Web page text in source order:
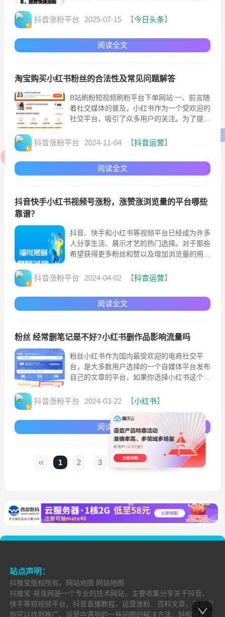
易被种草。
抖音涨粉平台 2025-07-15 【今日头条】
阅读全文
淘宝购买小红书粉丝的合法性及常见问题解答
B站刷粉短视频刷粉平台下单网站:一、前言随
着社交媒体的普及，小红书作为一个受欢迎的
社交平台，吸引了众多用户的关注。为了提升
抖音涨粉平台 2024-11-04 【抖音运营】
阅读全文
抖音快手小红书视频号涨粉，涨赞涨浏览量的平台哪些
靠谱？
抖音、快手和小红书等视频平台已经成为许多
人分享生活、展示才艺的热门选择。对于那些
希望获得更多粉丝和赞以及增加浏览量的用户
中国最大的短视频平台之一，用户数量众多。
提供有价值的内容，确保他们的帖子具有高质
量的图片和详细的文字...
抖音涨粉平台 2024-04-02 【抖音运营】
阅读全文
粉丝 经常删笔记是不好?小红书删作品影响流量吗
粉丝小红书作为国内最受欢迎的电商社交平
台，是大多数用户选择的一个自媒体平台发布
自己的文章的平台，如果你选择小红书这个平
抖音涨粉平台 2024-03-22 【小红书】
阅读全文
‹‹ 1 2 3 4 5 ››
站点声明：
抖推宝版权所有。 网站地图 网站地图
抖推宝-易涨网是一个专业的技术网站，主要收集分享关于抖音、
快手等短视频平台，抖音直播教程、运营涨粉、百科文章，在这里
你可以找到推广、运营中遇到的一些问题的解决方法，轻松获取抖